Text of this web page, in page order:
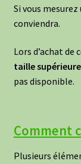
Si vous
conviendra.
Lors d’achat
taille supérieure
pas disponible.
Comment
Plusieurs